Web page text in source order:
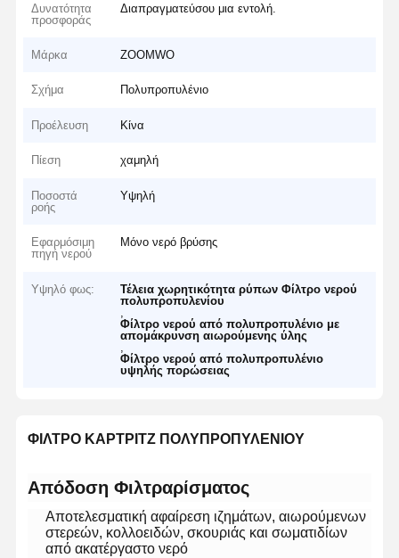
Δυνατότητα
προσφοράς
Διαπραγματεύσου μια εντολή.
Μάρκα ZOOMWO
Σχήμα Πολυπροπυλένιο
Προέλευση Κίνα
Πίεση χαμηλή
Ποσοστά
ροής
Υψηλή
Εφαρμόσιμη
πηγή νερού
Μόνο νερό βρύσης
Υψηλό φως:
Τέλεια χωρητικότητα ρύπων Φίλτρο νερού
πολυπροπυλενίου
Φίλτρο νερού από πολυπροπυλένιο με
απομάκρυνση αιωρούμενης ύλης
Φίλτρο νερού από πολυπροπυλένιο
υψηλής πορώσειας
ΦΙΛΤΡΟ ΚΑΡΤΡΙΤΖ ΠΟΛΥΠΡΟΠΥΛΕΝΙΟΥ​
​Απόδοση Φιλτραρίσματος​
Αποτελεσματική αφαίρεση ιζημάτων, αιωρούμενων
στερεών, κολλοειδών, σκουριάς και σωματιδίων
από ακατέργαστο νερό